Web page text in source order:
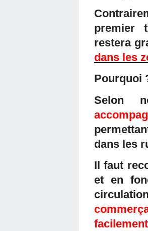
premier
restera
dans les
Pourquoi
Selon
dans les
Il faut
et en